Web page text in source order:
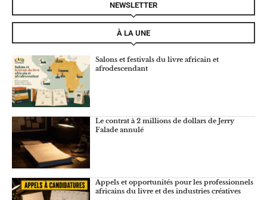
NEWSLETTER
À LA UNE
Salons et festivals du livre africain et
afrodescendant
Le contrat à 2 millions de dollars de Jerry
Falade annulé
Appels et opportunités pour les professionnels
africains du livre et des industries créatives